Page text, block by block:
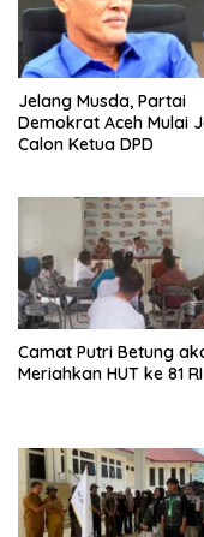
Jelang Musda, Partai
Demokrat Aceh Mulai
Calon Ketua DPD
Camat Putri Betung
Meriahkan HUT ke 81 RI